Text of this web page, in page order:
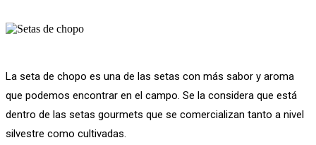
La seta de chopo es una de las setas con más sabor y aroma
que podemos encontrar en el campo. Se la considera que está
dentro de las setas gourmets que se comercializan tanto a nivel
silvestre como cultivadas.